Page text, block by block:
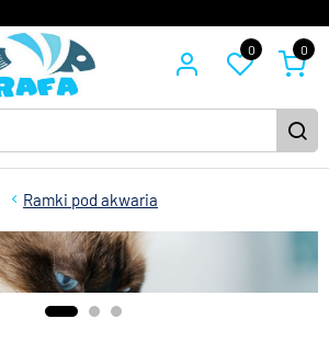
0 0
Ramki pod akwaria